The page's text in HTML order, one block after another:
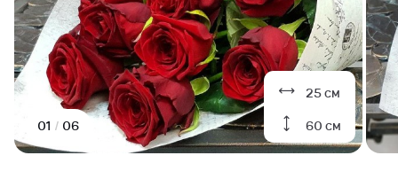
25 см
60 см
01 / 06